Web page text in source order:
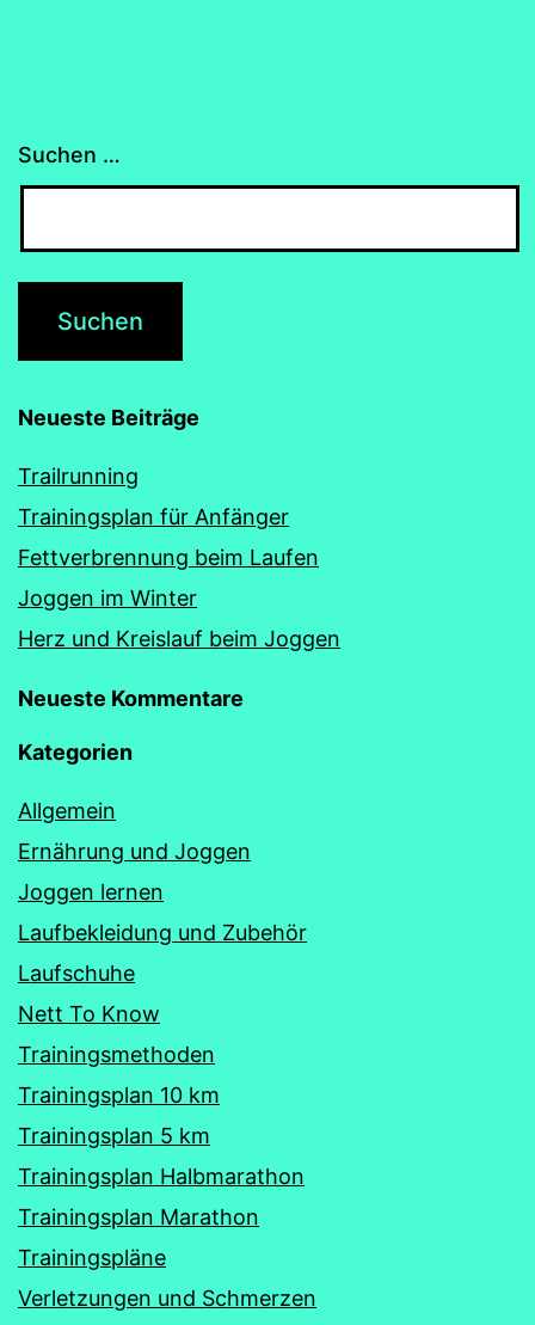
Suchen …
Neueste Beiträge
Trailrunning
Trainingsplan für Anfänger
Fettverbrennung beim Laufen
Joggen im Winter
Herz und Kreislauf beim Joggen
Neueste Kommentare
Kategorien
Allgemein
Ernährung und Joggen
Joggen lernen
Laufbekleidung und Zubehör
Laufschuhe
Nett To Know
Trainingsmethoden
Trainingsplan 10 km
Trainingsplan 5 km
Trainingsplan Halbmarathon
Trainingsplan Marathon
Trainingspläne
Verletzungen und Schmerzen